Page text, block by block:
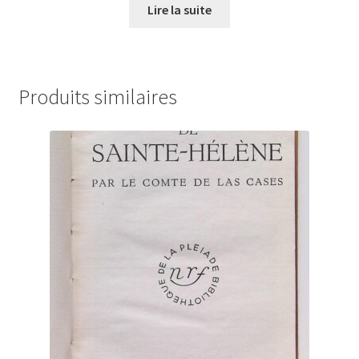
Lire la suite
Produits similaires